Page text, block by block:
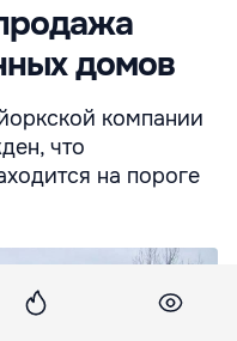
домов
компании
что
на пороге